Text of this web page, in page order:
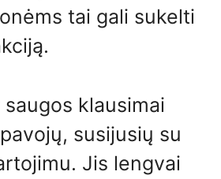
tai gali sukelti
klausimai
susijusių su
Jis lengvai